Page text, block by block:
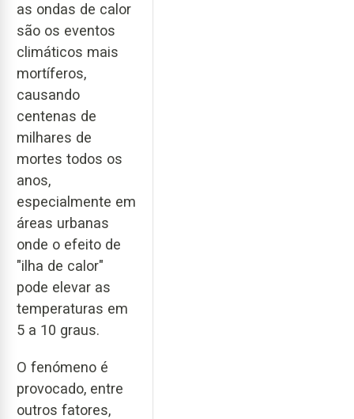
as ondas de calor
são os eventos
climáticos mais
mortíferos,
causando
centenas de
milhares de
mortes todos os
anos,
especialmente em
áreas urbanas
onde o efeito de
"ilha de calor"
pode elevar as
temperaturas em
5 a 10 graus.
O fenómeno é
provocado, entre
outros fatores,